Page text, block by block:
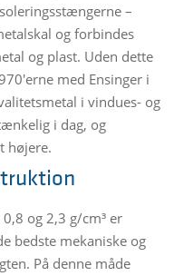
–
og forbindes
og plast. Uden dette
med Ensinger i
i vindues- og
i dag, og
højere.
og 2,3 g/cm³ er
bedste mekaniske og
På denne måde